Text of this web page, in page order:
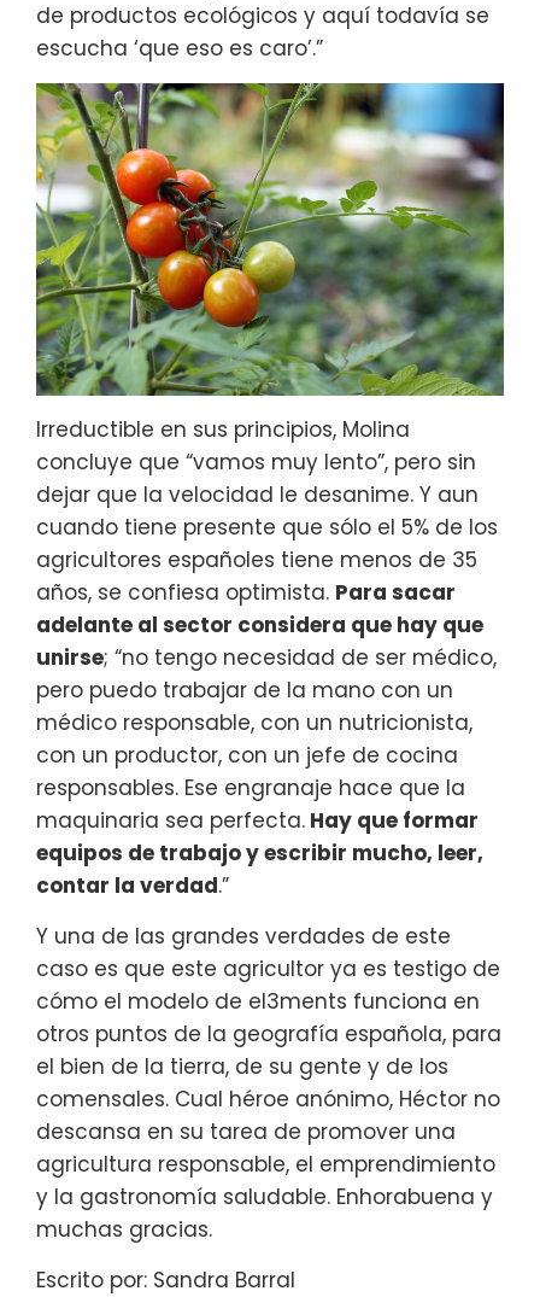
de productos ecológicos y aquí todavía se
escucha ‘que eso es caro’.”
Irreductible en sus principios, Molina
concluye que “vamos muy lento”, pero sin
dejar que la velocidad le desanime. Y aun
cuando tiene presente que sólo el 5% de los
agricultores españoles tiene menos de 35
años, se confiesa optimista. Para sacar
adelante al sector considera que hay que
unirse; “no tengo necesidad de ser médico,
pero puedo trabajar de la mano con un
médico responsable, con un nutricionista,
con un productor, con un jefe de cocina
responsables. Ese engranaje hace que la
maquinaria sea perfecta. Hay que formar
equipos de trabajo y escribir mucho, leer,
contar la verdad.”
Y una de las grandes verdades de este
caso es que este agricultor ya es testigo de
cómo el modelo de el3ments funciona en
otros puntos de la geografía española, para
el bien de la tierra, de su gente y de los
comensales. Cual héroe anónimo, Héctor no
descansa en su tarea de promover una
agricultura responsable, el emprendimiento
y la gastronomía saludable. Enhorabuena y
muchas gracias.
Escrito por: Sandra Barral